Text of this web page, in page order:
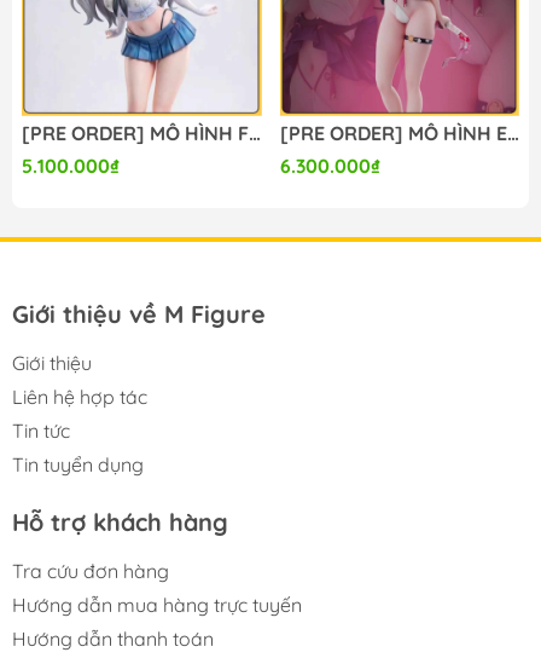
[PRE ORDER] MÔ HÌNH Firefly - Honkai Star Rail (Lunaria Studio) FIGURE CHÍNH HÃNG
5.100.000₫
[PRE ORDER] MÔ HÌNH Evanescia - Honkai Star Rail (Summer Studio) FIGURE CHÍNH HÃNG
6.300.000₫
Giới thiệu về M Figure
Giới thiệu
Liên hệ hợp tác
Tin tức
Tin tuyển dụng
Hỗ trợ khách hàng
Tra cứu đơn hàng
Hướng dẫn mua hàng trực tuyến
Hướng dẫn thanh toán